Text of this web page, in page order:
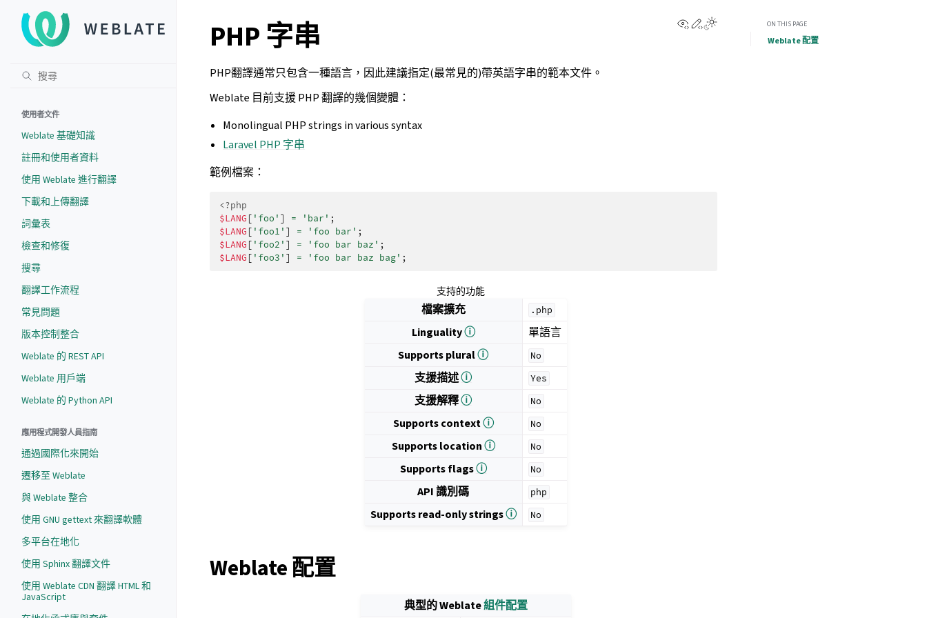
使用者文件
Weblate 基礎知識
註冊和使用者資料
使用 Weblate 進行翻譯
下載和上傳翻譯
詞彙表
檢查和修復
搜尋
翻譯工作流程
常見問題
版本控制整合
Weblate 的 REST API
Weblate 用戶端
Weblate 的 Python API
應用程式開發人員指南
通過國際化來開始
遷移至 Weblate
與 Weblate 整合
使用 GNU gettext 來翻譯軟體
多平台在地化
使用 Sphinx 翻譯文件
使用 Weblate CDN 翻譯 HTML 和
JavaScript
View this page
Edit this page
PHP 字串
PHP翻譯通常只包含一種語言，因此建議指定(最常見的)帶英語字串的範本文件。
Weblate 目前支援 PHP 翻譯的幾個變體：
Monolingual PHP strings in various syntax
Laravel PHP 字串
範例檔案：
<?php
$LANG [ 'foo' ] = 'bar' ;
$LANG [ 'foo1' ] = 'foo bar' ;
$LANG [ 'foo2' ] = 'foo bar baz' ;
$LANG [ 'foo3' ] = 'foo bar baz bag' ;
支持的功能
檔案擴充 .php
Lingualityⓘ
單語言
Supports pluralⓘ No
支援描述ⓘ Yes
支援解釋ⓘ No
Supports contextⓘ No
Supports locationⓘ No
Supports flagsⓘ No
API 識別碼 php
Supports read-only stringsⓘ No
Weblate 配置
典型的 Weblate組件配置
ON THIS PAGE
Weblate 配置